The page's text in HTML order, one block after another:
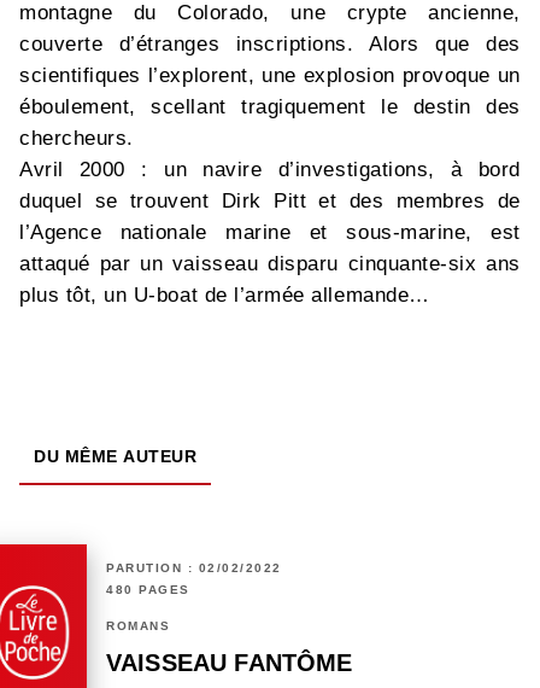
montagne du Colorado, une crypte ancienne,
couverte d’étranges inscriptions. Alors que des
scientifiques l’explorent, une explosion provoque un
éboulement, scellant tragiquement le destin des
chercheurs.
Avril 2000 : un navire d’investigations, à bord
duquel se trouvent Dirk Pitt et des membres de
l’Agence nationale marine et sous-marine, est
attaqué par un vaisseau disparu cinquante-six ans
plus tôt, un U-boat de l’armée allemande…
DU MÊME AUTEUR
PARUTION : 02/02/2022
480 PAGES
ROMANS
VAISSEAU FANTÔME